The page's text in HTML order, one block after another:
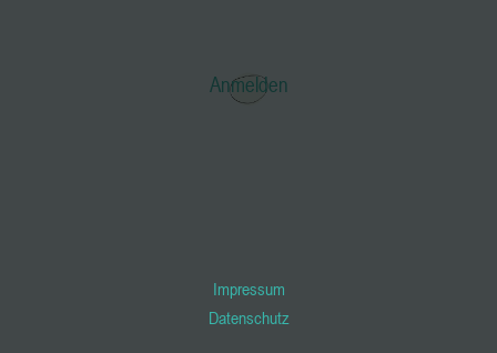
Anmelden
Impressum
Datenschutz